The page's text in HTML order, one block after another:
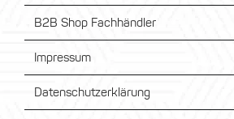
B2B Shop Fachhändler
Impressum
Datenschutzerklärung